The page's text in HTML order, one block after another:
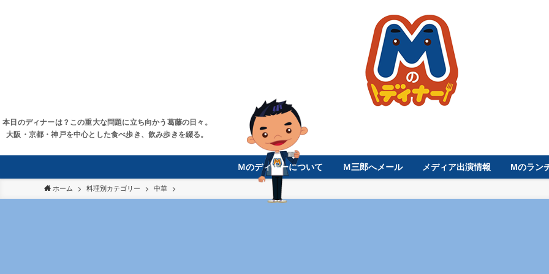
本日のディナーは？この重大な問題に立ち向かう葛藤の日々。
大阪・京都・神戸を中心とした食べ歩き、飲み歩きを綴る。
Ｍのディナーについて Ｍ三郎へメール メディア出演情報 Mのラン
ホーム 料理別カテゴリー 中華